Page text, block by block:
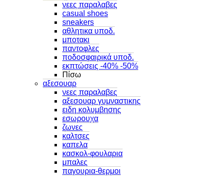
νεες παραλαβες
casual shoes
sneakers
αθλητικα υποδ.
μποτακι
παντοφλες
ποδοσφαιρικά υποδ.
εκπτώσεις -40% -50%
Πίσω
αξεσουαρ
νεες παραλαβες
αξεσουαρ γυμναστικης
ειδη κολυμβησης
εσωρουχα
ζωνες
καλτσες
καπελα
κασκολ-φουλαρια
μπαλες
παγουρια-θερμοι